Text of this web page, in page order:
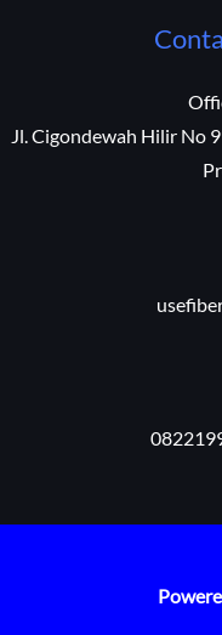
Jl. Cigondewah Hilir No